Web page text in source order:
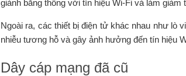
giành băng thông với tín hiệu Wi-Fi và làm giảm
Ngoài ra, các thiết bị điện tử khác nhau như lò
nhiễu tương hỗ và gây ảnh hưởng đến tín hiệu
Dây cáp mạng đã cũ